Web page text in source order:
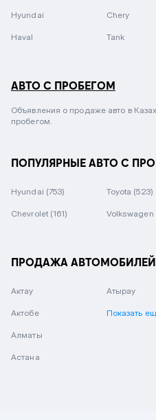
Hyundai Chery
Haval Tank
АВТО С ПРОБЕГОМ
Объявления о продаже авто в
пробегом.
ПОПУЛЯРНЫЕ АВТО С
Hyundai (753) Toyota (523)
Chevrolet (161) Volkswagen
ПРОДАЖА АВТОМОБИЛЕЙ
Актау
Актобе
Алматы
Астана
Атырау
Показать